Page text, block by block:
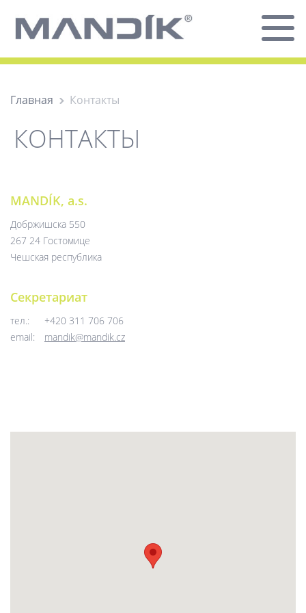
Главная Контакты
КОНТАКТЫ
MANDÍK, a.s.
Добржишска 550
267 24 Гостомице
Чешская республика
Секретариат
тел.:
+420 311 706 706
email:
mandik@mandik.cz